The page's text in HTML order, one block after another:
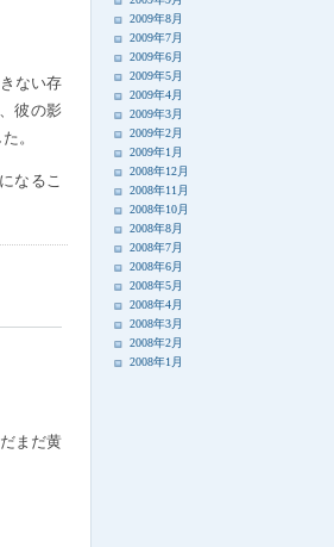
ない存
彼の影
。
なるこ
まだ黄
2009年8月
2009年7月
2009年6月
2009年5月
2009年4月
2009年3月
2009年2月
2009年1月
2008年12月
2008年11月
2008年10月
2008年8月
2008年7月
2008年6月
2008年5月
2008年4月
2008年3月
2008年2月
2008年1月